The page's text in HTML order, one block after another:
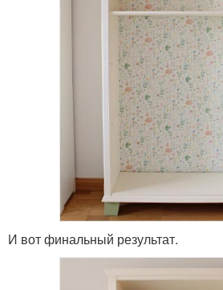
И вот финальный результат.